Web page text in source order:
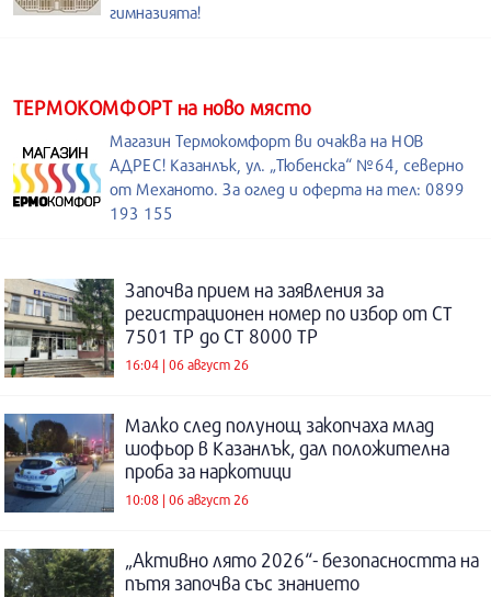
гимназията!
ТЕРМОКОМФОРТ на ново място
Магазин Термокомфорт ви очаква на НОВ
АДРЕС! Казанлък, ул. „Тюбенска“ №64, северно
от Механото. За оглед и оферта на тел: 0899
193 155
Започва прием на заявления за
регистрационен номер по избор от СТ
7501 ТР до СТ 8000 ТР
16:04 | 06 август 26
Малко след полунощ закопчаха млад
шофьор в Казанлък, дал положителна
проба за наркотици
10:08 | 06 август 26
„Активно лято 2026“- безопасността на
пътя започва със знанието